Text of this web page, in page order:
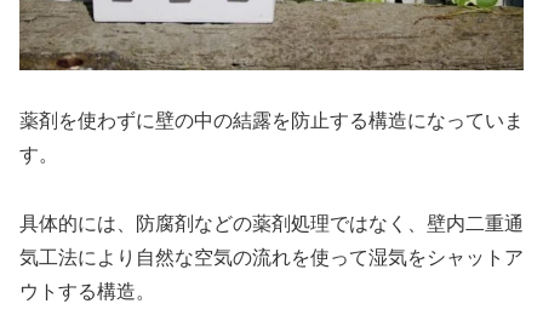
薬剤を使わずに壁の中の結露を防止する構造になっていま
す。
具体的には、防腐剤などの薬剤処理ではなく、壁内二重通
気工法により自然な空気の流れを使って湿気をシャットア
ウトする構造。